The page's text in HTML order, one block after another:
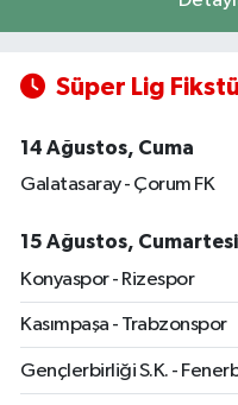
Süper Lig
14 Ağustos, Cuma
Galatasaray - Çorum FK
15 Ağustos, Cumartesi
Konyaspor - Rizespor
Kasımpaşa - Trabzonspor
Gençlerbirliği S.K. -